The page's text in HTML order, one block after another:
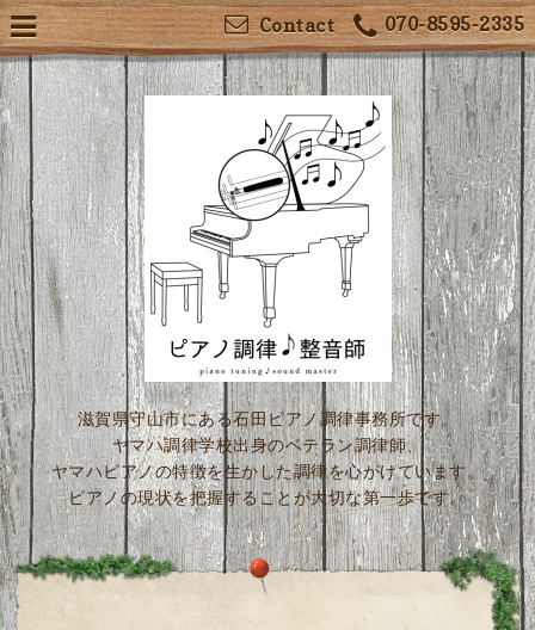
070-8595-2335
Contact
滋賀県守山市にある石田ピアノ調律事務所です。
ヤマハ調律学校出身のベテラン調律師、
ヤマハピアノの特徴を生かした調律を心がけています。
ピアノの現状を把握することが大切な第一歩です。